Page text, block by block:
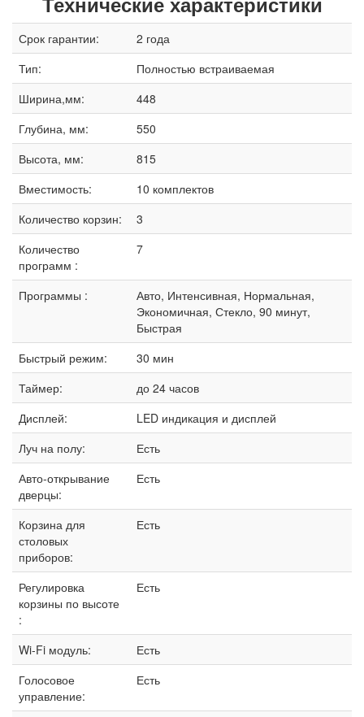
Срок гарантии:
2 года
Тип:
Полностью встраиваемая
Ширина,мм:
448
Глубина, мм:
550
Высота, мм:
815
Вместимость:
10 комплектов
Количество корзин:
3
Количество
программ :
7
Программы :
Авто, Интенсивная, Нормальная,
Экономичная, Стекло, 90 минут,
Быстрая
Быстрый режим:
30 мин
Таймер:
до 24 часов
Дисплей:
LED индикация и дисплей
Луч на полу:
Есть
Авто-открывание
дверцы:
Есть
Корзина для
столовых
приборов:
Есть
Регулировка
корзины по высоте
:
Есть
Wi-Fi модуль:
Есть
Голосовое
управление:
Есть